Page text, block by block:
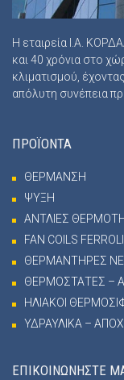
Η εταιρεία Ι.Α.
και 40 χρόνια στο
κλιματισμού,
απόλυτη συνέπεια
ΠΡΟΪΟΝΤΑ
ΘΕΡΜΑΝΣΗ
ΨΥΞΗ
ΑΝΤΛΙΕΣ
FAN COILS FERROLI
ΘΕΡΜΑΝΤΗΡΕΣ
ΘΕΡΜΟΣΤΑΤΕΣ –
ΗΛΙΑΚΟΙ
ΥΔΡΑΥΛΙΚΑ –
ΕΠΙΚΟΙΝΩΝΗΣΤΕ